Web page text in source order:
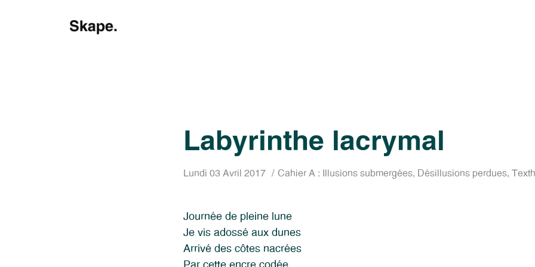
Labyrinthe lacrymal
Lundi 03 Avril 2017 Cahier A : Illusions submergées, Désillusions perdues,
Journée de pleine lune
Je vis adossé aux dunes
Arrivé des côtes nacrées